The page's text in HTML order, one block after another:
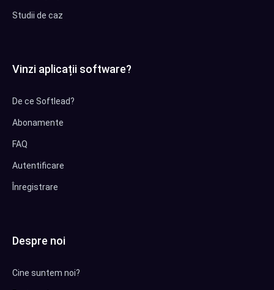
Studii de caz
Vinzi aplicații software?
De ce Softlead?
Abonamente
FAQ
Autentificare
Înregistrare
Despre noi
Cine suntem noi?